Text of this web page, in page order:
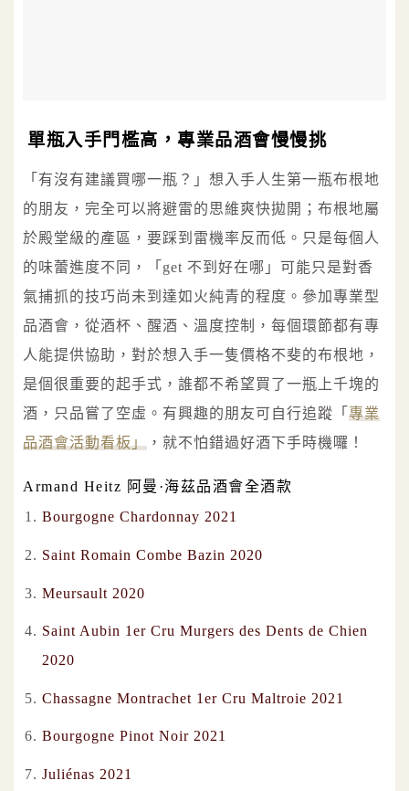
單瓶入手門檻高，專業品酒會慢慢挑
「有沒有建議買哪一瓶？」想入手人生第一瓶布根地
的朋友，完全可以將避雷的思維爽快拋開；布根地屬
於殿堂級的產區，要踩到雷機率反而低。只是每個人
的味蕾進度不同，「get 不到好在哪」可能只是對香
氣捕抓的技巧尚未到達如火純青的程度。參加專業型
品酒會，從酒杯、醒酒、溫度控制，每個環節都有專
人能提供協助，對於想入手一隻價格不斐的布根地，
是個很重要的起手式，誰都不希望買了一瓶上千塊的
酒，只品嘗了空虛。有興趣的朋友可自行追蹤「 專業
品酒會活動看板」 ，就不怕錯過好酒下手時機囉！
Armand Heitz 阿曼·海茲品酒會全酒款
Bourgogne Chardonnay 2021
Saint Romain Combe Bazin 2020
Meursault 2020
Saint Aubin 1er Cru Murgers des Dents de Chien
2020
Chassagne Montrachet 1er Cru Maltroie 2021
Bourgogne Pinot Noir 2021
Juliénas 2021